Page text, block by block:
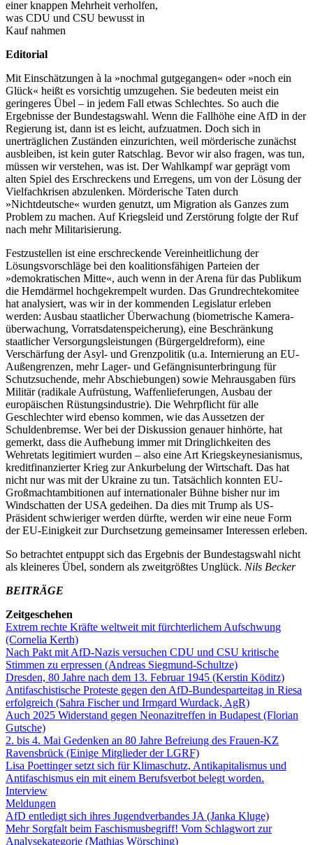
einer knappen Mehrheit verholfen,
was CDU und CSU bewusst in
Kauf nahmen
Editorial
Mit Einschätzungen à la »nochmal gutgegangen« oder »noch ein
Glück« heißt es vorsichtig umzugehen. Sie bedeuten meist ein
geringeres Übel – in jedem Fall etwas Schlechtes. So auch die
Ergebnisse der Bundestagswahl. Wenn die Fallhöhe eine AfD in der
Regierung ist, dann ist es leicht, aufzuatmen. Doch sich in
unerträglichen Zuständen einzurichten, weil mörderische zunächst
ausbleiben, ist kein guter Ratschlag. Bevor wir also fragen, was tun,
müssen wir verstehen, was ist. Der Wahlkampf war geprägt vom
alten Spiel des Erschreckens und Erregens, um von der Lösung der
Vielfachkrisen abzulenken. Mörderische Taten durch
»Nichtdeutsche« wurden genutzt, um Migration als Ganzes zum
Problem zu machen. Auf Kriegsleid und Zerstörung folgte der Ruf
nach mehr Militarisierung.
Festzustellen ist eine erschreckende Vereinheitlichung der
Lösungsvorschläge bei den koalitionsfähigen Parteien der
»demokratischen Mitte«, auch wenn in der Arena für das Publikum
die Hemdärmel hochgekrempelt wurden. Das Grundrechtekomitee
hat analysiert, was wir in der kommenden Legislatur erleben
werden: Ausbau staatlicher Überwachung (biometrische Kamera-
überwachung, Vorratsdatenspeicherung), eine Beschränkung
staatlicher Versorgungsleistungen (Bürgergeldreform), eine
Verschärfung der Asyl- und Grenzpolitik (u.a. Internierung an EU-
Außengrenzen, mehr Lager- und Gefängnisunterbringung für
Schutzsuchende, mehr Abschiebungen) sowie Mehrausgaben fürs
Militär (radikale Aufrüstung, Waffenlieferungen, Ausbau der
europäischen Rüstungsindustrie). Die Wehrpflicht für alle
Geschlechter wird ebenso kommen, wie das Aussetzen der
Schuldenbremse. Wer bei der Diskussion genauer hinhörte, hat
gemerkt, dass die Aufhebung immer mit Dringlichkeiten des
Wehretats legitimiert wurden – also eine Art Kriegskeynesianismus,
kreditfinanzierter Krieg zur Ankurbelung der Wirtschaft. Das hat
nicht nur was mit der Ukraine zu tun. Tatsächlich konnten EU-
Großmachtambitionen auf internationaler Bühne bisher nur im
Windschatten der USA gedeihen. Da dies mit Trump als US-
Präsident schwieriger werden dürfte, werden wir eine neue Form
der EU-Einigkeit zur Durchsetzung gemeinsamer Interessen erleben.
So betrachtet entpuppt sich das Ergebnis der Bundestagswahl nicht
als kleineres Übel, sondern als zweitgrößtes Unglück. Nils Becker
BEITRÄGE
Zeitgeschehen
Extrem rechte Kräfte weltweit mit fürchterlichem Aufschwung
(Cornelia Kerth)
Nach Pakt mit AfD-Nazis versuchen CDU und CSU kritische
Stimmen zu erpressen (Andreas Siegmund-Schultze)
Dresden, 80 Jahre nach dem 13. Februar 1945 (Kerstin Köditz)
Antifaschistische Proteste gegen den AfD-Bundesparteitag in Riesa
erfolgreich (Sahra Fischer und Irmgard Wurdack, AgR)
Auch 2025 Widerstand gegen Neonazitreffen in Budapest (Florian
Gutsche)
2. bis 4. Mai Gedenken an 80 Jahre Befreiung des Frauen-KZ
Ravensbrück (Einige Mitglieder der LGRF)
Lisa Poettinger setzt sich für Klimaschutz, Antikapitalismus und
Antifaschismus ein mit einem Berufsverbot belegt worden.
Interview
Meldungen
AfD entledigt sich ihres Jugendverbandes JA (Janka Kluge)
Mehr Sorgfalt beim Faschismusbegriff! Vom Schlagwort zur
Analysekategorie (Mathias Wörsching)